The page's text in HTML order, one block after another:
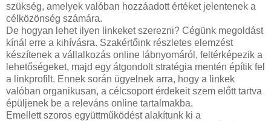
szükség, amelyek valóban hozzáadott értéket jelentenek a
célközönség számára.
De hogyan lehet ilyen linkeket szerezni? Cégünk megoldást
kínál erre a kihívásra. Szakértőink részletes elemzést
készítenek a vállalkozás online lábnyomáról, feltérképezik a
lehetőségeket, majd egy átgondolt stratégia mentén építik fel
a linkprofilt. Ennek során ügyelnek arra, hogy a linkek
valóban organikusan, a célcsoport érdekeit szem előtt tartva
épüljenek be a releváns online tartalmakba.
Emellett szoros együttműködést alakítunk ki a